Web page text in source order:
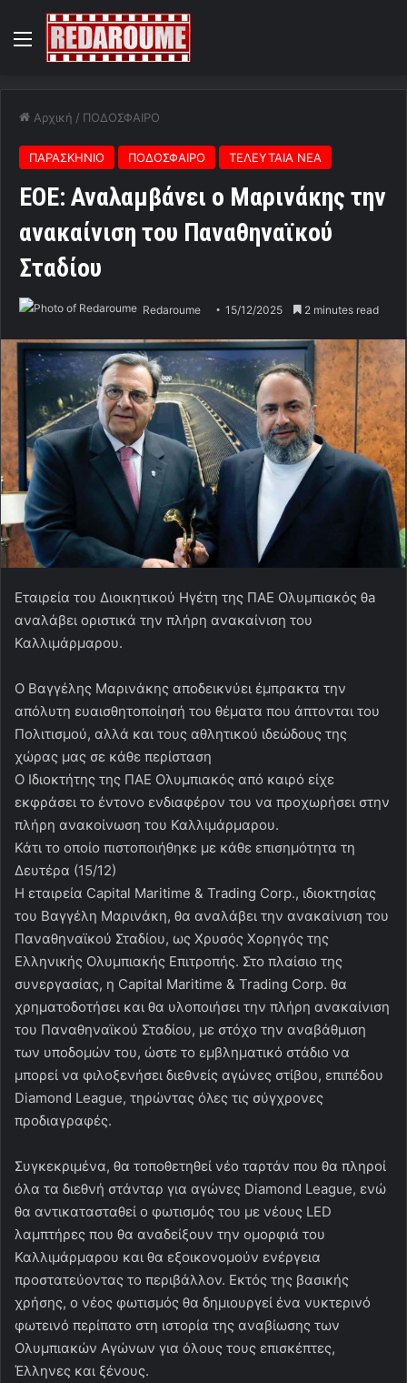
Menu
Αρχική / ΠΟΔΟΣΦΑΙΡΟ
ΠΑΡΑΣΚΗΝΙΟ ΠΟΔΟΣΦΑΙΡΟ ΤΕΛΕΥΤΑΙΑ ΝΕΑ
ΕΟΕ: Αναλαμβάνει ο Μαρινάκης την
ανακαίνιση του Παναθηναϊκού
Σταδίου
Redaroume 15/12/2025 2 minutes read
Εταιρεία του Διοικητικού Ηγέτη της ΠΑΕ Ολυμπιακός θa
αναλάβει οριστικά την πλήρη ανακαίνιση του
Καλλιμάρμαρου.
Ο Βαγγέλης Μαρινάκης αποδεικνύει έμπρακτα την
απόλυτη ευαισθητοποίησή του θέματα που άπτονται του
Πολιτισμού, αλλά και τους αθλητικού ιδεώδους της
χώρας μας σε κάθε περίσταση
Ο Ιδιοκτήτης της ΠΑΕ Ολυμπιακός από καιρό είχε
εκφράσει το έντονο ενδιαφέρον του να προχωρήσει στην
πλήρη ανακοίνωση του Καλλιμάρμαρου.
Κάτι το οποίο πιστοποιήθηκε με κάθε επισημότητα τη
Δευτέρα (15/12)
Η εταιρεία Capital Maritime & Trading Corp., ιδιοκτησίας
του Βαγγέλη Μαρινάκη, θα αναλάβει την ανακαίνιση του
Παναθηναϊκού Σταδίου, ως Χρυσός Χορηγός της
Ελληνικής Ολυμπιακής Επιτροπής. Στο πλαίσιο της
συνεργασίας, η Capital Maritime & Trading Corp. θα
χρηματοδοτήσει και θα υλοποιήσει την πλήρη ανακαίνιση
του Παναθηναϊκού Σταδίου, με στόχο την αναβάθμιση
των υποδομών του, ώστε το εμβληματικό στάδιο να
μπορεί να φιλοξενήσει διεθνείς αγώνες στίβου, επιπέδου
Diamond League, τηρώντας όλες τις σύγχρονες
προδιαγραφές.
Συγκεκριμένα, θα τοποθετηθεί νέο ταρτάν που θα πληροί
όλα τα διεθνή στάνταρ για αγώνες Diamond League, ενώ
θα αντικατασταθεί ο φωτισμός του με νέους LED
λαμπτήρες που θα αναδείξουν την ομορφιά του
Καλλιμάρμαρου και θα εξοικονομούν ενέργεια
προστατεύοντας το περιβάλλον. Εκτός της βασικής
χρήσης, ο νέος φωτισμός θα δημιουργεί ένα νυκτερινό
φωτεινό περίπατο στη ιστορία της αναβίωσης των
Ολυμπιακών Αγώνων για όλους τους επισκέπτες,
Έλληνες και ξένους.